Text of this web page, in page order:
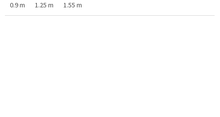
0.9 m 1.25 m 1.55 m